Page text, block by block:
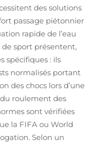
des solutions
passage piétonnier
rapide de l’eau
de sport présentent,
spécifiques : ils
normalisés portant
des chocs lors d’une
roulement des
sont vérifiées
la FIFA ou World
Selon un